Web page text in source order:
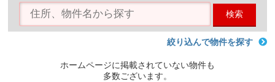
検索
絞り込んで物件を探す
ホームページに掲載されていない物件も
多数ございます。